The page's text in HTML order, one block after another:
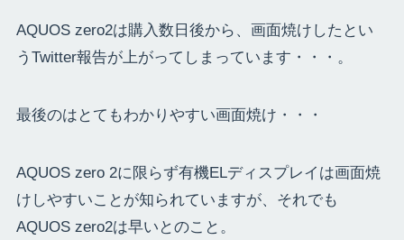
AQUOS zero2は購入数日後から、画面焼けしたとい
うTwitter報告が上がってしまっています・・・。
最後のはとてもわかりやすい画面焼け・・・
AQUOS zero 2に限らず有機ELディスプレイは画面焼
けしやすいことが知られていますが、それでも
AQUOS zero2は早いとのこと。